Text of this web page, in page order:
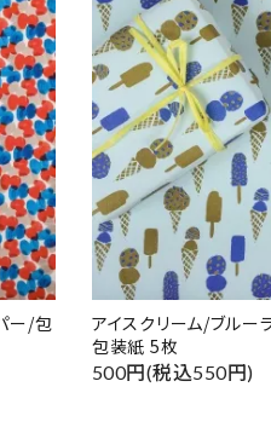
ー/包
アイスクリーム/ブルー
包装紙 5枚
500円(税込550円)